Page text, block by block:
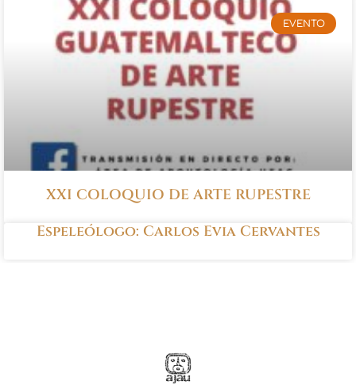
EVENTO
XXI COLOQUIO DE ARTE RUPESTRE
Espeleólogo: Carlos Evia Cervantes